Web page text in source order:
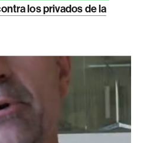
los privados de la